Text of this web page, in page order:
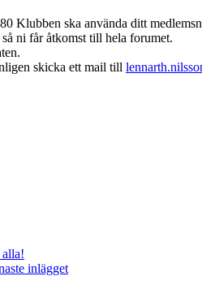
Klubben ska använda ditt
ni får åtkomst till hela forumet.
skicka ett mail till
inlägget